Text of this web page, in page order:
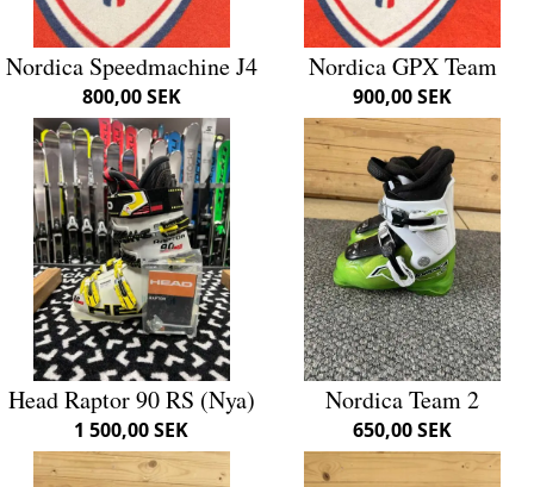
Nordica Speedmachine J4
800,00 SEK
Nordica GPX Team
900,00 SEK
Head Raptor 90 RS (Nya)
1 500,00 SEK
Nordica Team 2
650,00 SEK